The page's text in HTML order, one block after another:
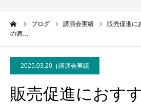
ブログ 講演会実績
販売促進に
の酒…
2025.03.20 講演会実績
販売促進におす